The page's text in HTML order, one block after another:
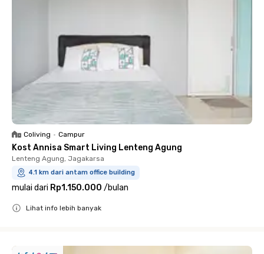
Coliving • Campur
Kost Annisa Smart Living Lenteng Agung
Lenteng Agung, Jagakarsa
4.1 km dari antam office building
mulai dari Rp1.150.000 /bulan
Lihat info lebih banyak